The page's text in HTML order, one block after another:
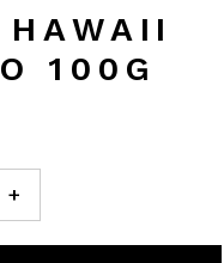
100G
100g quantity
+